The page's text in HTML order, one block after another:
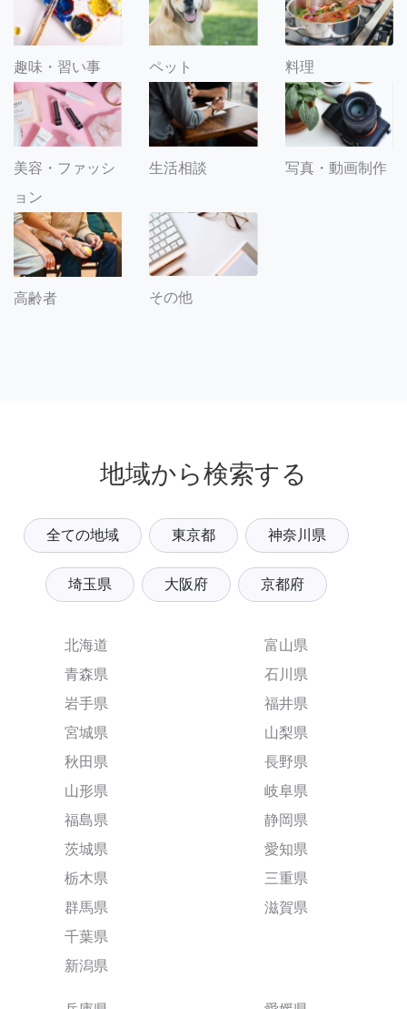
趣味・習い事 ペット 料理
美容・ファッシ
ョン
生活相談 写真・動画制作
高齢者 その他
地域から検索する
全ての地域 東京都 神奈川県
埼玉県 大阪府 京都府
北海道
青森県
岩手県
宮城県
秋田県
山形県
福島県
茨城県
栃木県
群馬県
千葉県
新潟県
富山県
石川県
福井県
山梨県
長野県
岐阜県
静岡県
愛知県
三重県
滋賀県